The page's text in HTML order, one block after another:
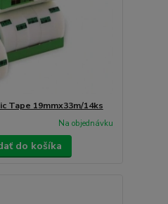
Tape 19mmx33m/14ks
Na objednávku
do košíka